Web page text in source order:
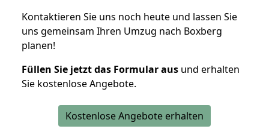
Kontaktieren Sie uns noch heute und lassen Sie
uns gemeinsam Ihren Umzug nach Boxberg
planen!
Füllen Sie jetzt das Formular aus und erhalten
Sie kostenlose Angebote.
Kostenlose Angebote erhalten